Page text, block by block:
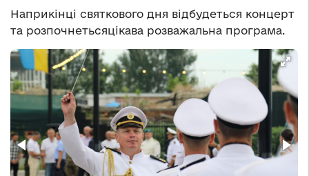
Наприкінці святкового дня відбудеться концерт
та розпочнетьсяцікава розважальна програма.